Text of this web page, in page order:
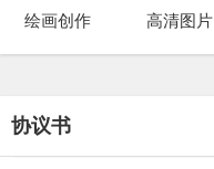
绘画创作 高清图片
协议书